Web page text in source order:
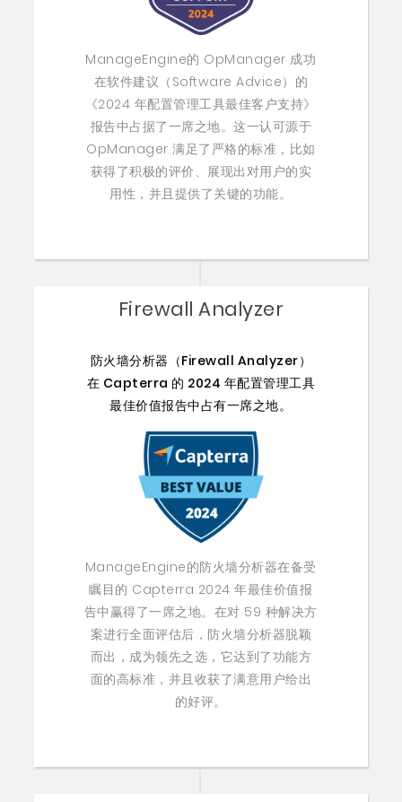
ManageEngine的 OpManager 成功
在软件建议（Software Advice）的
《2024 年配置管理工具最佳客户支持》
报告中占据了一席之地。这一认可源于
OpManager 满足了严格的标准，比如
获得了积极的评价、展现出对用户的实
用性，并且提供了关键的功能。
Firewall Analyzer
防火墙分析器（Firewall Analyzer）
在 Capterra 的 2024 年配置管理工具
最佳价值报告中占有一席之地。
ManageEngine的防火墙分析器在备受
瞩目的 Capterra 2024 年最佳价值报
告中赢得了一席之地。在对 59 种解决方
案进行全面评估后，防火墙分析器脱颖
而出，成为领先之选，它达到了功能方
面的高标准，并且收获了满意用户给出
的好评。